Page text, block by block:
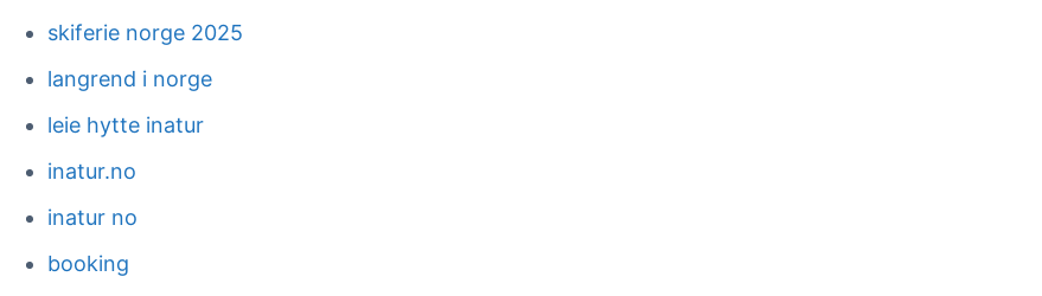
skiferie norge 2025
langrend i norge
leie hytte inatur
inatur.no
inatur no
booking